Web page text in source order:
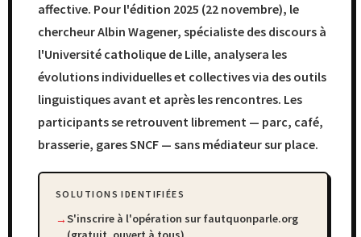
affective. Pour l'édition 2025 (22 novembre), le
chercheur Albin Wagener, spécialiste des discours à
l'Université catholique de Lille, analysera les
évolutions individuelles et collectives via des outils
linguistiques avant et après les rencontres. Les
participants se retrouvent librement — parc, café,
brasserie, gares SNCF — sans médiateur sur place.
SOLUTIONS IDENTIFIÉES
S'inscrire à l'opération sur fautquonparle.org